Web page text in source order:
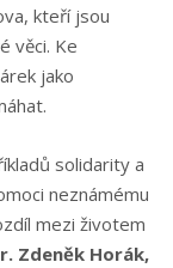
kteří jsou
věci. Ke
jako
solidarity a
neznámému
mezi životem
Zdeněk Horák,